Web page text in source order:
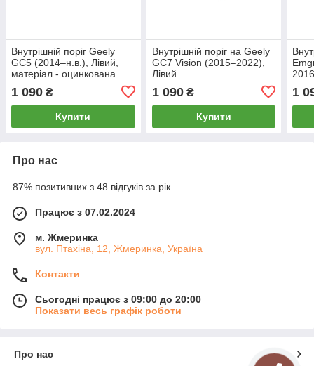
Внутрішній поріг Geely
GC5 (2014–н.в.), Лівий,
матеріал - оцинкована
1 090 ₴
Купити
Внутрішній поріг на Geely
GC7 Vision (2015–2022),
Лівий
1 090₴
Купити
1
Про нас
87% позитивних з 48 відгуків за рік
Працює з 07.02.2024
м. Жмеринка
вул. Птахіна, 12, Жмеринка, Україна
Контакти
Сьогодні працює з 09:00 до 20:00
Показати весь графік роботи
Про нас